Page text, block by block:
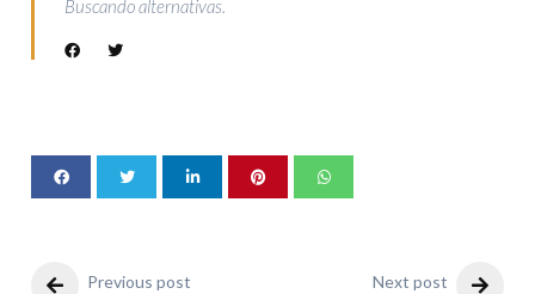
Buscando alternativas.
Previous post Next post